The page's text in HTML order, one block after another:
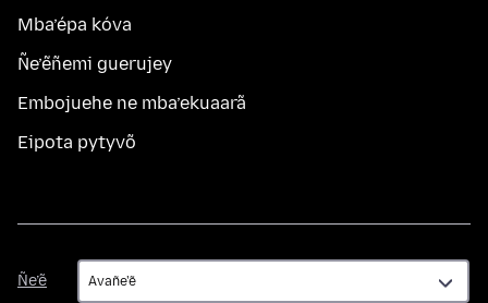
Mba’épa kóva
Ñe’ẽñemi guerujey
Embojuehe ne mba’ekuaarã
Eipota pytyvõ
Ñe’ẽ
Ñe’ẽ